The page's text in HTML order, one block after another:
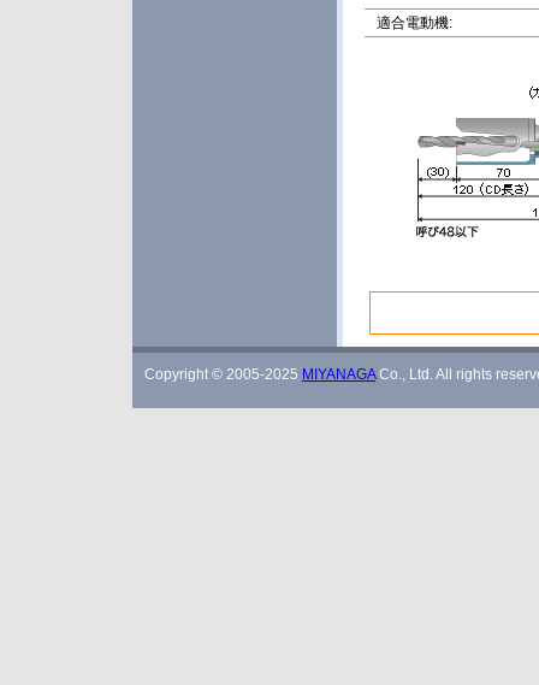
適合電動機:
Copyright © 2005-2025 MIYANAGACo., Ltd. All rights